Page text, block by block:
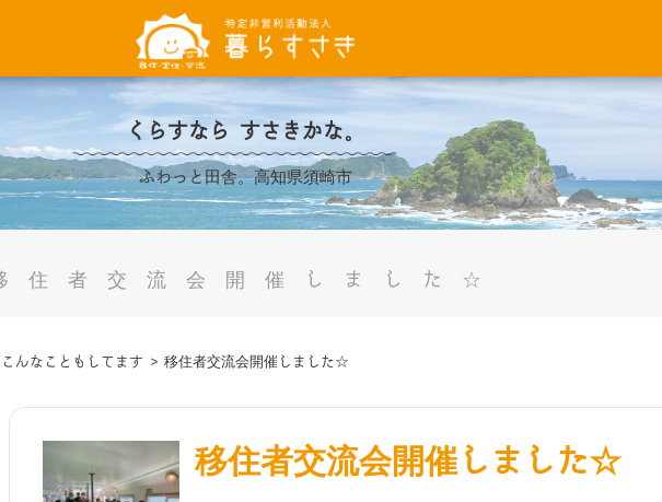
くらすなら すさきかな。
ふわっと田舎。高知県須崎市
住者交流会開催しました☆
こんなこともしてます > 移住者交流会開催しました☆
移住者交流会開催しました☆